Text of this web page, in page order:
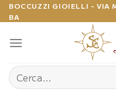
Salta
ai
contenuti
BOCCUZZI GIOIELLI - VIA
BA
Cerca: